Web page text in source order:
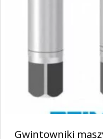
Gwintowniki